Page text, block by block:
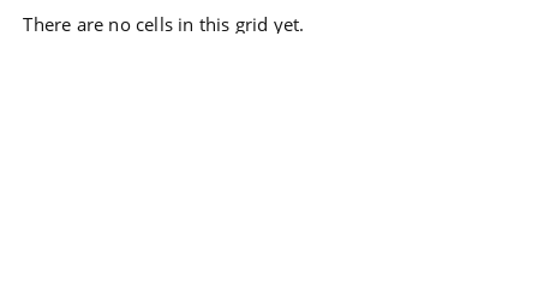
There are no cells in this grid yet.